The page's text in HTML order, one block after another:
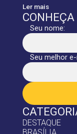
DESTAQUE
Ler mais
Seu nome:
Seu melhor